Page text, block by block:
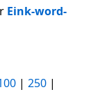
Eink-word-
| 250 |